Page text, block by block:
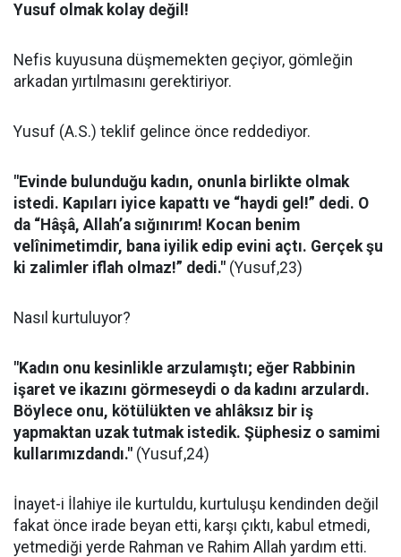
Yusuf olmak kolay değil!
Nefis kuyusuna düşmemekten geçiyor, gömleğin
arkadan yırtılmasını gerektiriyor.
Yusuf (A.S.) teklif gelince önce reddediyor.
"Evinde bulunduğu kadın, onunla birlikte olmak
istedi. Kapıları iyice kapattı ve “haydi gel!” dedi. O
da “Hâşâ, Allah’a sığınırım! Kocan benim
velînimetimdir, bana iyilik edip evini açtı. Gerçek şu
ki zalimler iflah olmaz!” dedi." (Yusuf,23)
Nasıl kurtuluyor?
"Kadın onu kesinlikle arzulamıştı; eğer Rabbinin
işaret ve ikazını görmeseydi o da kadını arzulardı.
Böylece onu, kötülükten ve ahlâksız bir iş
yapmaktan uzak tutmak istedik. Şüphesiz o samimi
kullarımızdandı." (Yusuf,24)
İnayet-i İlahiye ile kurtuldu, kurtuluşu kendinden değil
fakat önce irade beyan etti, karşı çıktı, kabul etmedi,
yetmediği yerde Rahman ve Rahim Allah yardım etti.